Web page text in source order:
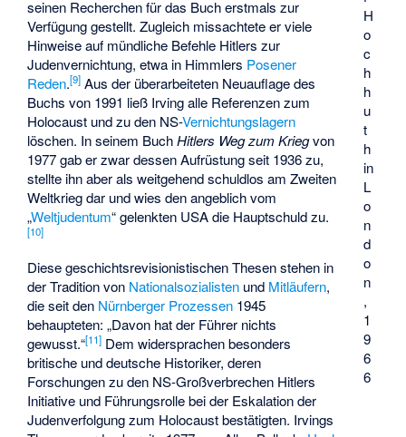
H
o
c
h
h
u
t
h
in
L
o
n
d
o
n
,
1
9
6
6
seinen Recherchen für das Buch erstmals zur
Verfügung gestellt. Zugleich missachtete er viele
Hinweise auf mündliche Befehle Hitlers zur
Judenvernichtung, etwa in Himmlers Posener
Reden.[9] Aus der überarbeiteten Neuauflage des
Buchs von 1991 ließ Irving alle Referenzen zum
Holocaust und zu den NS-Vernichtungslagern
löschen. In seinem BuchHitlers Weg zum Kriegvon
1977 gab er zwar dessen Aufrüstung seit 1936 zu,
stellte ihn aber als weitgehend schuldlos am Zweiten
Weltkrieg dar und wies den angeblich vom
„Weltjudentum“ gelenkten USA die Hauptschuld zu.
[10]
Diese geschichtsrevisionistischen Thesen stehen in
der Tradition von Nationalsozialisten und Mitläufern,
die seit den Nürnberger Prozessen 1945
behaupteten: „Davon hat der Führer nichts
gewusst.“[11] Dem widersprachen besonders
britische und deutsche Historiker, deren
Forschungen zu den NS-Großverbrechen Hitlers
Initiative und Führungsrolle bei der Eskalation der
Judenverfolgung zum Holocaust bestätigten. Irvings